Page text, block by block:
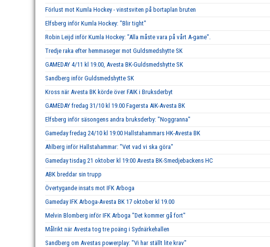
Förlust mot Kumla Hockey - vinstsviten på bortaplan bruten
Elfsberg inför Kumla Hockey: "Blir tight"
Robin Leijd inför Kumla Hockey: "Alla måste vara på vårt A-game".
Tredje raka efter hemmaseger mot Guldsmedshytte SK
GAMEDAY 4/11 kl 19.00, Avesta BK-Guldsmedshytte SK
Sandberg inför Guldsmedshytte SK
Kross när Avesta BK körde över FAIK i Bruksderbyt
GAMEDAY fredag 31/10 kl 19.00 Fagersta AIK-Avesta BK
Elfsberg inför säsongens andra bruksderby: "Noggranna"
Gameday fredag 24/10 kl 19:00 Hallstahammars HK-Avesta BK
Ahlberg inför Hallstahammar: "Vet vad vi ska göra"
Gameday tisdag 21 oktober kl 19:00 Avesta BK-Smedjebackens HC
ABK breddar sin trupp
Övertygande insats mot IFK Arboga
Gameday IFK Arboga-Avesta BK 17 oktober kl 19.00
Melvin Blomberg inför IFK Arboga "Det kommer gå fort"
Målrikt när Avesta tog tre poäng i Sydnärkehallen
Sandberg om Avestas powerplay: "Vi har ställt lite krav"